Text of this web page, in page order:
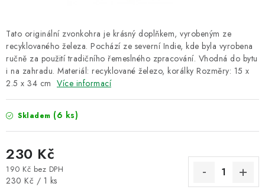
ŘEMESLNÉ VÝROBKY
Obchodní podmínky Doprava a platba
Kontakt
O Fair Trade
Napište nám
Ochrana osobních údajů
Tato originální zvonkohra je krásný doplňkem, vyrobeným ze
recyklovaného železa. Pochází ze severní Indie, kde byla vyrobena
ručně za použití tradičního řemeslného zpracování. Vhodná do bytu
i na zahradu. Materiál: recyklované železo, korálky Rozměry: 15 x
2.5 x 34 cm Více informací
Skladem (6 ks)
230 Kč
190 Kč bez DPH
Měrná cena:
230 Kč / 1 ks